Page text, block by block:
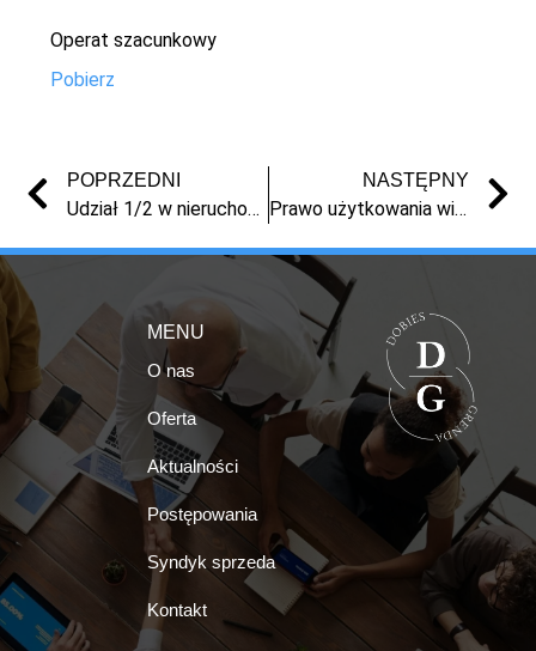
Operat szacunkowy
Pobierz
POPRZEDNI
Udział 1/2 w nieruchomości w Sikorowie (OKAZJA – 20% wartości oszacowania)
NASTĘPNY
Prawo użytkowania wieczystego nieruchomości gruntowej położonej w miejscowości Nowe (OKAZJA! 1/3 wartości oszacowania)
MENU
O nas
Oferta
Aktualności
Postępowania
Syndyk sprzeda
Kontakt